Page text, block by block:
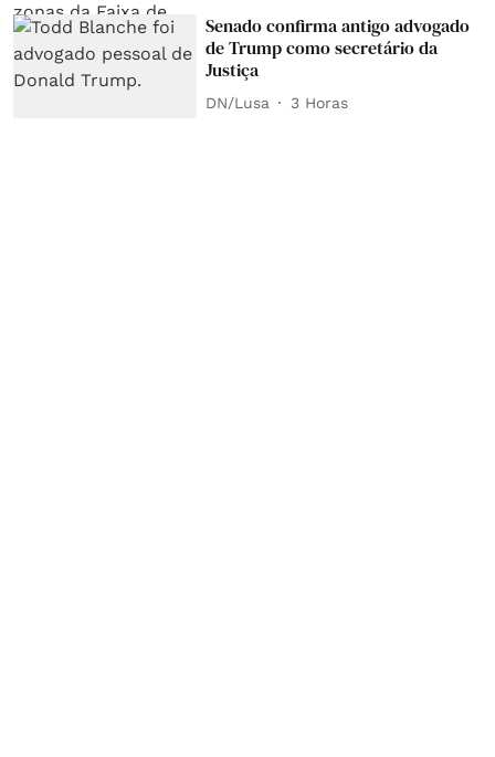
Senado confirma antigo advogado
de Trump como secretário da
Justiça
DN/Lusa 3 Horas